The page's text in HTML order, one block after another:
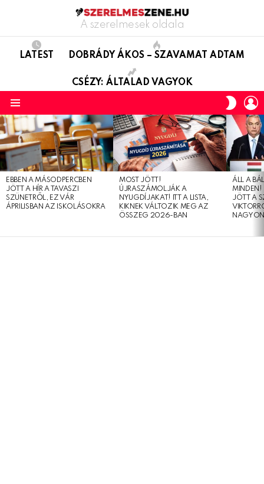
A szerelmesek oldala
LATEST DOBRÁDY ÁKOS – SZAVAMAT ADTAM
CSÉZY: ÁLTALAD VAGYOK
SKIN
LATEST
STORIES
EBBEN A MÁSODPERCBEN
JÖTT A HÍR A TAVASZI
SZÜNETRŐL, EZ VÁR
ÁPRILISBAN AZ ISKOLÁSOKRA
MOST JÖTT!
ÚJRASZÁMOLJÁK A
NYUGDÍJAKAT! ITT A LISTA,
KIKNEK VÁLTOZIK MEG AZ
ÖSSZEG 2026-BAN
ÁLL A
MINDEN!
JÖTT A